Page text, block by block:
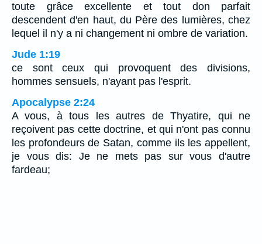
toute grâce excellente et tout don parfait
descendent d'en haut, du Père des lumières, chez
lequel il n'y a ni changement ni ombre de variation.
Jude 1:19
ce sont ceux qui provoquent des divisions,
hommes sensuels, n'ayant pas l'esprit.
Apocalypse 2:24
A vous, à tous les autres de Thyatire, qui ne
reçoivent pas cette doctrine, et qui n'ont pas connu
les profondeurs de Satan, comme ils les appellent,
je vous dis: Je ne mets pas sur vous d'autre
fardeau;